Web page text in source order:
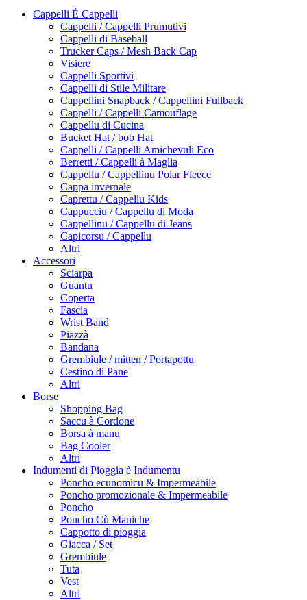
Cappelli È Cappelli
Cappelli / Cappelli Prumutivi
Cappelli di Baseball
Trucker Caps / Mesh Back Cap
Visiere
Cappelli Sportivi
Cappelli di Stile Militare
Cappellini Snapback / Cappellini Fullback
Cappelli / Cappelli Camouflage
Cappellu di Cucina
Bucket Hat / bob Hat
Cappelli / Cappelli Amichevuli Eco
Berretti / Cappelli à Maglia
Cappellu / Cappellinu Polar Fleece
Cappa invernale
Caprettu / Cappellu Kids
Cappucciu / Cappellu di Moda
Cappellinu / Cappellu di Jeans
Capicorsu / Cappellu
Altri
Accessori
Sciarpa
Guantu
Coperta
Fascia
Wrist Band
Piazzà
Bandana
Grembiule / mitten / Portapottu
Cestino di Pane
Altri
Borse
Shopping Bag
Saccu à Cordone
Borsa à manu
Bag Cooler
Altri
Indumenti di Pioggia è Indumentu
Poncho ecunomicu & Impermeabile
Poncho promozionale & Impermeabile
Poncho
Poncho Cù Maniche
Cappotto di pioggia
Giacca / Set
Grembiule
Tuta
Vest
Altri